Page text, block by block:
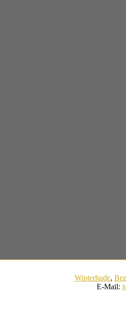
Winterhude,
E-Mail: